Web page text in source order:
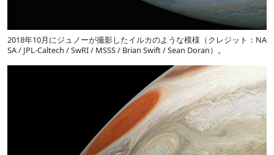
2018年10月にジュノーが撮影したイルカのような模様（クレジット：NA
SA / JPL-Caltech / SwRI / MSSS / Brian Swift / Sean Doran）。